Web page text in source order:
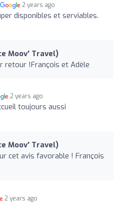
2 years ago
disponibles et serviables.
Moov' Travel)
retour !François et Adèle
2 years ago
toujours aussi
Moov' Travel)
cet avis favorable ! François
2 years ago